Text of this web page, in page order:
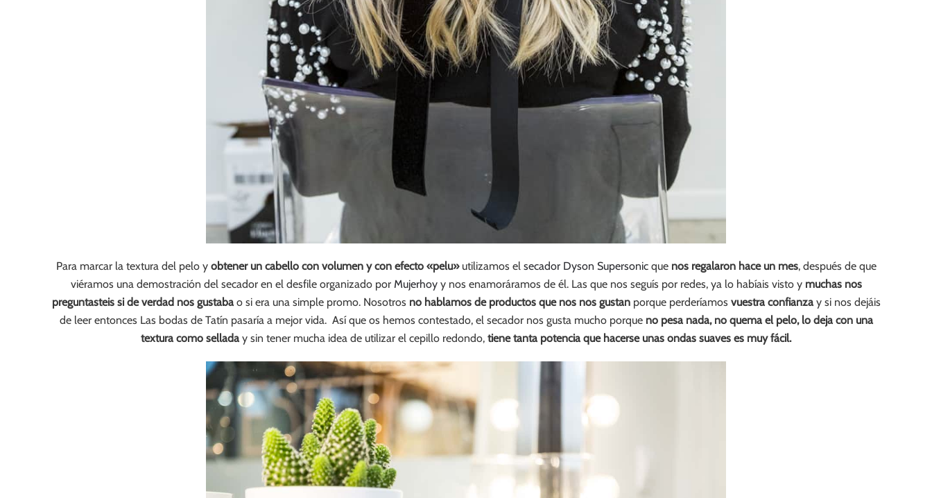
Para marcar la textura del pelo yobtener un cabello con volumen y con efecto «pelu»utilizamos el secador Dyson Supersonicque nos regalaron hace un mes, después de que
viéramos una demostración del secador en el desfile organizado porMujerhoyy nos enamoráramos de él. Las que nos seguís por redes, ya lo habíais visto y muchas nos
preguntasteis si de verdad nos gustabao si era una simple promo. Nosotros no hablamos de productos que nos nos gustanporque perderíamos vuestra confianzay si nos dejáis
de leer entonces Las bodas de Tatín pasaría a mejor vida. Así que os hemos contestado, el secador nos gusta mucho porque no pesa nada, no quema el pelo, lo deja con una
textura como selladay sin tener mucha idea de utilizar el cepillo redondo, tiene tanta potencia que hacerse unas ondas suaves es muy fácil.